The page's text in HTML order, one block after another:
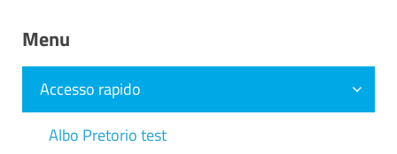
Menu
Accesso rapido
Albo Pretorio test